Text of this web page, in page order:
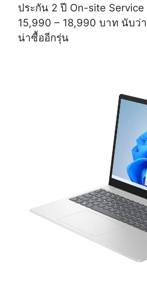
ประกัน 2 ปี On-site
15,990 – 18,990 บาท นับว่
น่าซื้ออีกรุ่น